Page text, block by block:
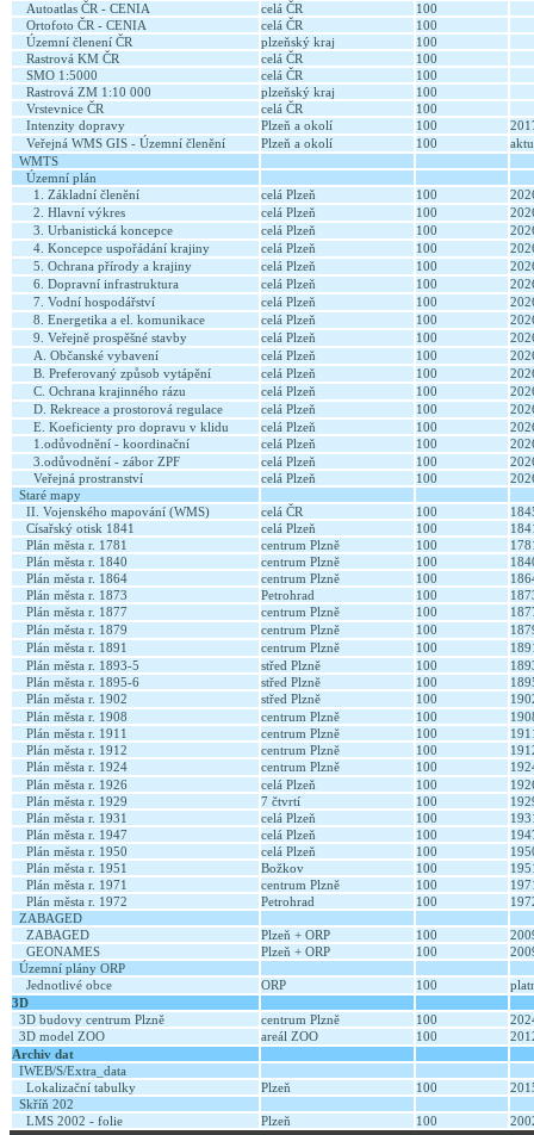
Autoatlas ČR - CENIA
celá ČR
100
Ortofoto ČR - CENIA
celá ČR
100
Územní členení ČR
plzeňský kraj
100
Rastrová KM ČR
celá ČR
100
SMO 1:5000
celá ČR
100
Rastrová ZM 1:10 000
plzeňský kraj
100
Vrstevnice ČR
celá ČR
100
Intenzity dopravy
Plzeň a okolí 100
Veřejná WMS GIS - Územní členění
Plzeň a okolí 100
WMTS
Územní plán
1. Základní členění
celá Plzeň 100
2. Hlavní výkres
celá Plzeň 100
3. Urbanistická koncepce
celá Plzeň 100
4. Koncepce uspořádání krajiny
celá Plzeň 100
5. Ochrana přírody a krajiny
celá Plzeň 100
6. Dopravní infrastruktura
celá Plzeň 100
7. Vodní hospodářství
celá Plzeň 100
8. Energetika a el. komunikace
celá Plzeň 100
9. Veřejně prospěšné stavby
celá Plzeň 100
A. Občanské vybavení
celá Plzeň 100
B. Preferovaný způsob vytápění
celá Plzeň 100
C. Ochrana krajinného rázu
celá Plzeň 100
D. Rekreace a prostorová regulace
celá Plzeň 100
E. Koeficienty pro dopravu v klidu
celá Plzeň 100
1.odůvodnění - koordinační
celá Plzeň 100
3.odůvodnění - zábor ZPF
celá Plzeň 100
Veřejná prostranství
celá Plzeň 100
Staré mapy
II. Vojenského mapování (WMS)
celá ČR 100
Císařský otisk 1841
celá Plzeň 100
Plán města r. 1781
centrum Plzně 100
Plán města r. 1840
centrum Plzně 100
Plán města r. 1864
centrum Plzně 100
Plán města r. 1873
Petrohrad 100
Plán města r. 1877
centrum Plzně 100
Plán města r. 1879
centrum Plzně 100
Plán města r. 1891
centrum Plzně 100
Plán města r. 1893-5
střed Plzně 100
Plán města r. 1895-6
střed Plzně 100
Plán města r. 1902
střed Plzně 100
Plán města r. 1908
centrum Plzně 100
Plán města r. 1911
centrum Plzně 100
Plán města r. 1912
centrum Plzně 100
Plán města r. 1924
centrum Plzně 100
Plán města r. 1926
celá Plzeň 100
Plán města r. 1929
7 čtvrtí 100
Plán města r. 1931
celá Plzeň 100
Plán města r. 1947
celá Plzeň 100
Plán města r. 1950
celá Plzeň 100
Plán města r. 1951
Božkov 100
Plán města r. 1971
centrum Plzně 100
Plán města r. 1972
Petrohrad 100
ZABAGED
ZABAGED
Plzeň + ORP 100
GEONAMES
Plzeň + ORP 100
Územní plány ORP
Jednotlivé obce
ORP 100
3D
3D budovy centrum Plzně
centrum Plzně 100
3D model ZOO
areál ZOO 100
Archiv dat
IWEB/S/Extra_data
Lokalizační tabulky
Plzeň 100
Skříň 202
LMS 2002 - folie
Plzeň 100